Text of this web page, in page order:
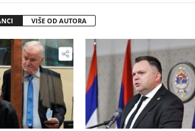
VIŠE OD AUTORA